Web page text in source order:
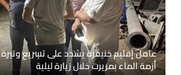
عامل إقليم خنيفرة يشدد على تسريع
أزمة الماء بمريرت خلال زيارة ليلية